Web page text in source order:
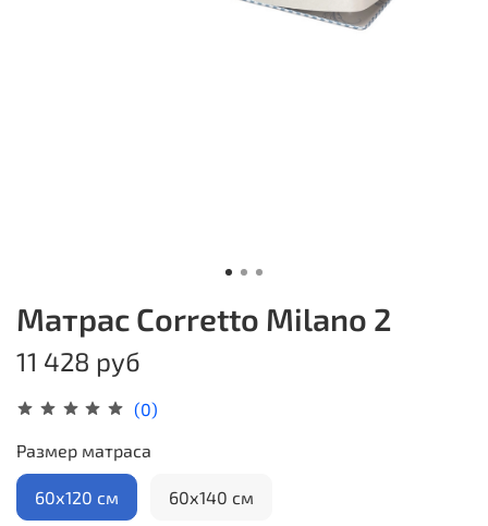
(0)
Матрас Corretto Milano 2
11 428 руб
Размер матраса
60х120 см 60х140 см